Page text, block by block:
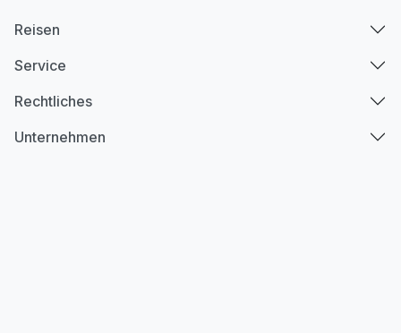
Reisen
Service
Rechtliches
Unternehmen